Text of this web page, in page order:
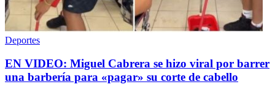
Deportes
EN VIDEO: Miguel Cabrera se hizo viral por barrer
una barbería para «pagar» su corte de cabello